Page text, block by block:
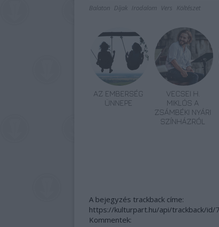
Balaton Díjak Irodalom Vers Költészet
AZ EMBERSÉG
ÜNNEPE
VECSEI H.
MIKLÓS A
ZSÁMBÉKI NYÁRI
SZÍNHÁZRÓL
A bejegyzés trackback címe:
https://kulturpart.hu/api/trackback/id/
Kommentek: